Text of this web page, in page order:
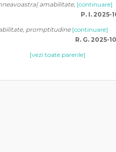
amabilitate, [continuare]
P. I. 2025-
promptitudine [continuare]
R. G. 2025-
[vezi toate parerile]